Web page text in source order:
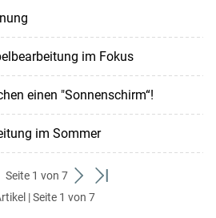
im Fokus
einen "Sonnenschirm“!
im Sommer
Seite 1 von 7
weiter
zum
zum
| Seite 1 von 7